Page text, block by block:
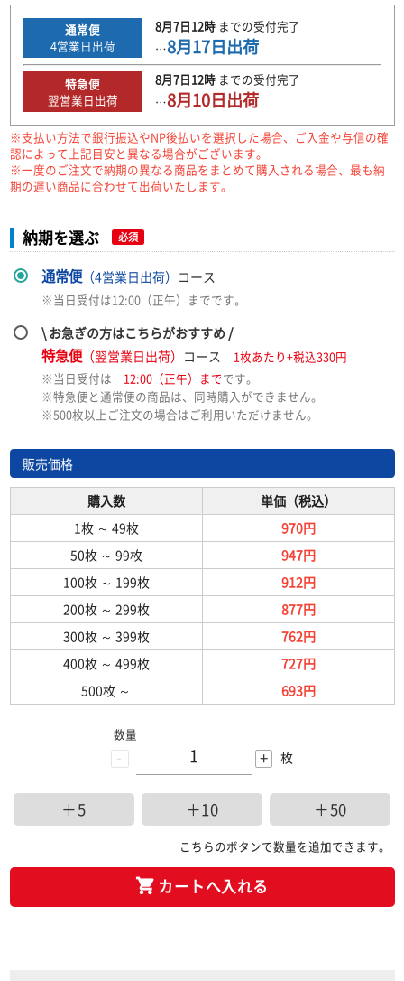
通常便
4営業日出荷
8月7日12時までの受付完了
…8月17日出荷
特急便
翌営業日出荷
8月7日12時までの受付完了
…8月10日出荷
※支払い方法で銀行振込やNP後払いを選択した場合、ご入金や与信の確
認によって上記目安と異なる場合がございます。
※一度のご注文で納期の異なる商品をまとめて購入される場合、最も納
期の遅い商品に合わせて出荷いたします。
納期を選ぶ 必須
通常便（4営業日出荷） コース
※当日受付は12:00（正午）までです。
\ お急ぎの方はこちらがおすすめ /
特急便（翌営業日出荷） コース
1枚あたり+税込330円
※当日受付は 12:00（正午）までです。
※特急便と通常便の商品は、同時購入ができません。
※500枚以上ご注文の場合はご利用いただけません。
販売価格
購入数
単価（税込）
1枚 ～ 49枚
970円
50枚 ～ 99枚
947円
100枚 ～ 199枚
912円
200枚 ～ 299枚
877円
300枚 ～ 399枚
762円
400枚 ～ 499枚
727円
500枚 ～ 693円
-
数量
+ 枚
＋5 ＋10 ＋50
こちらのボタンで数量を追加できます。
カートへ入れる